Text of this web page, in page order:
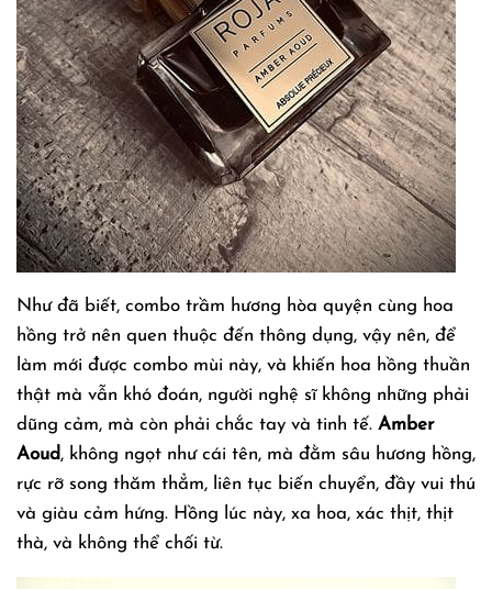
Như đã biết, combo trầm hương hòa quyện cùng hoa
hồng trở nên quen thuộc đến thông dụng, vậy nên, để
làm mới được combo mùi này, và khiến hoa hồng thuần
thật mà vẫn khó đoán, người nghệ sĩ không những phải
dũng cảm, mà còn phải chắc tay và tinh tế. Amber
Aoud, không ngọt như cái tên, mà đằm sâu hương hồng,
rực rỡ song thăm thẳm, liên tục biến chuyển, đầy vui thú
và giàu cảm hứng. Hồng lúc này, xa hoa, xác thịt, thịt
thà, và không thể chối từ.